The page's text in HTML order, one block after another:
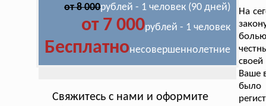
от 8 000рублей - 1 человек (90 дней)
от 7 000рублей - 1 человек
Бесплатнонесовершеннолетние
Свяжитесь с нами и оформите
На
Ваше
было